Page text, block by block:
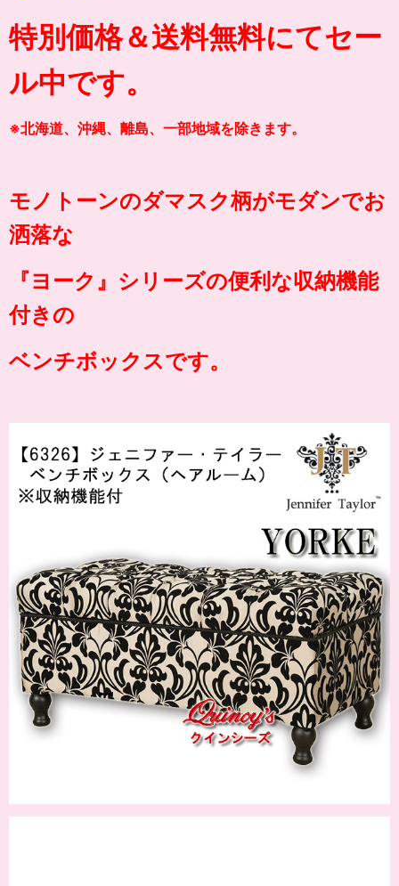
特別価格＆送料無料にてセー
ル中です。
※北海道、沖縄、離島、一部地域を除きます。
モノトーンのダマスク柄がモダンでお
洒落な
『ヨーク』シリーズの便利な収納機能
付きの
ベンチボックスです。